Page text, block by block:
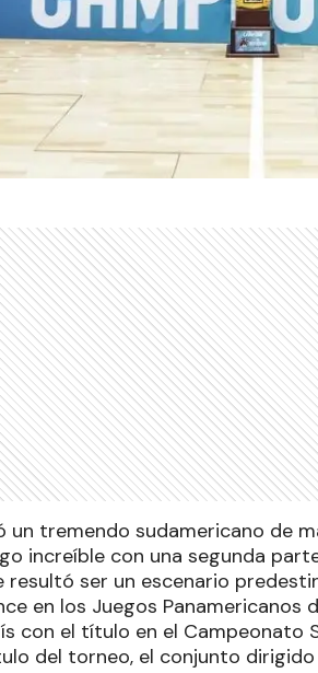
un tremendo sudamericano de
increíble con una segunda
resultó ser un escenario
en los Juegos Panamericanos
con el título en el Campeonato
del torneo, el conjunto